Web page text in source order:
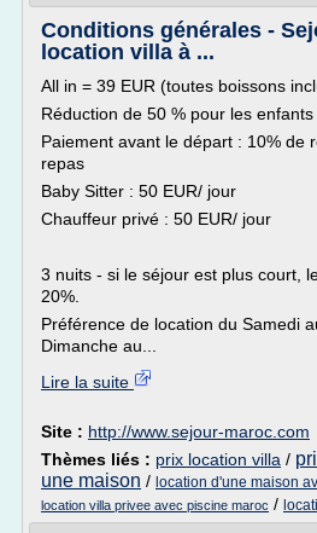
Conditions générales -
location villa à ...
All in = 39 EUR (toutes boissons
Réduction de 50 % pour les
Paiement avant le départ : 10% de
repas
Baby Sitter : 50 EUR/ jour
Chauffeur privé : 50 EUR/ jour
3 nuits - si le séjour est plus court,
20%.
Préférence de location du Samedi
Dimanche au...
Lire la suite
Site : http://www.sejour-maroc.com
Thèmes liés : prix location villa /
une maison / location d'une maison
location villa privee avec piscine maroc /